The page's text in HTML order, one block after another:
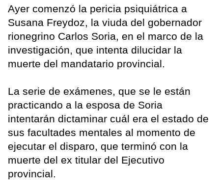
Ayer comenzó la pericia psiquiátrica a
Susana Freydoz, la viuda del gobernador
rionegrino Carlos Soria, en el marco de la
investigación, que intenta dilucidar la
muerte del mandatario provincial.
La serie de exámenes, que se le están
practicando a la esposa de Soria
intentarán dictaminar cuál era el estado de
sus facultades mentales al momento de
ejecutar el disparo, que terminó con la
muerte del ex titular del Ejecutivo
provincial.